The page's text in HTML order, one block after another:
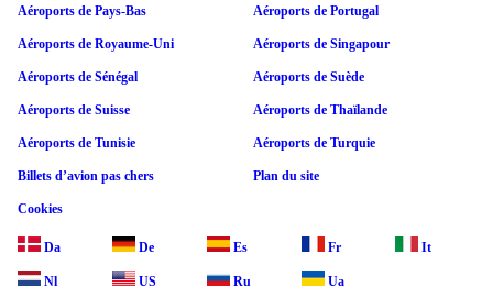
Aéroports de Pays-Bas Aéroports de Portugal
Aéroports de Royaume-Uni Aéroports de Singapour
Aéroports de Sénégal Aéroports de Suède
Aéroports de Suisse Aéroports de Thaïlande
Aéroports de Tunisie Aéroports de Turquie
Billets d’avion pas chers Plan du site
Cookies
Da De Es Fr It
Nl US Ru Ua